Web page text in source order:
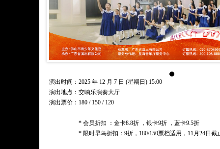
演出时间：2025 年 12 月 7 日 (星期日) 15:00
演出地点：交响乐演奏大厅
演出票价： 180 / 150 / 120
* 会员折扣 ：金卡8.8折 ，银卡9折 ，蓝卡9.5折
* 限时早鸟折扣：9折，180/150票档适用，11月24日截